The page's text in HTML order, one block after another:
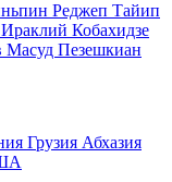
Реджеп Тайип
Ираклий Кобахидзе
Масуд Пезешкиан
Грузия Абхазия